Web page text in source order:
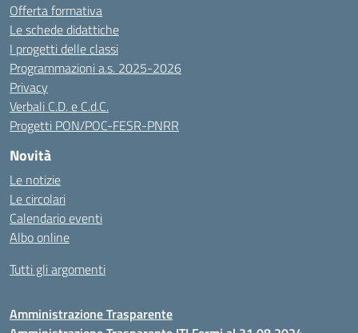
Offerta formativa
Le schede didattiche
I progetti delle classi
Programmazioni a.s. 2025-2026
Privacy
Verbali C.D. e C.d.C.
Progetti PON/POC-FESR-PNRR
Novità
Le notizie
Le circolari
Calendario eventi
Albo online
Tutti gli argomenti
Amministrazione Trasparente